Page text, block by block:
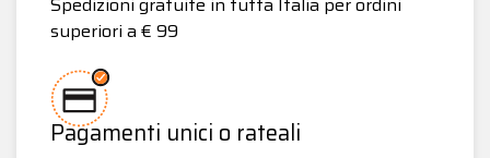
superiori a € 99
Pagamenti unici o rateali